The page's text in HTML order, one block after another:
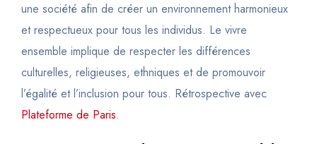
une société afin de créer un environnement harmonieux
et respectueux pour tous les individus. Le vivre
ensemble implique de respecter les différences
culturelles, religieuses, ethniques et de promouvoir
l’égalité et l’inclusion pour tous. Rétrospective avec
Plateforme de Paris.